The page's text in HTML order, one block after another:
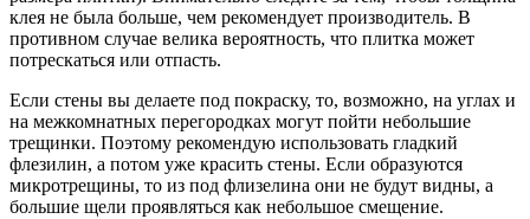
клея не была больше, чем рекомендует производитель. В
противном случае велика вероятность, что плитка может
потрескаться или отпасть.
Если стены вы делаете под покраску, то, возможно, на углах и
на межкомнатных перегородках могут пойти небольшие
трещинки. Поэтому рекомендую использовать гладкий
флезилин, а потом уже красить стены. Если образуются
микротрещины, то из под флизелина они не будут видны, а
большие щели проявляться как небольшое смещение.